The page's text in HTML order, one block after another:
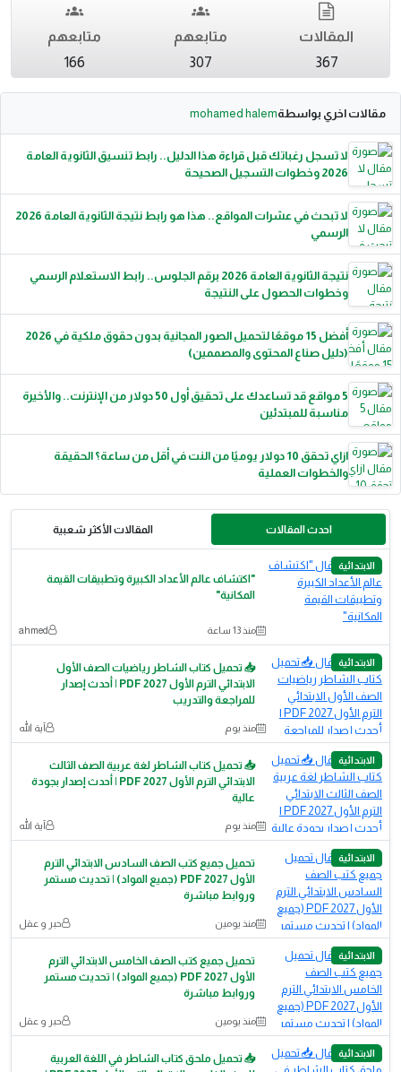
المقالات
367
متابعهم
307
متابعهم
166
مقالات اخري بواسطةmohamed halem
لا تسجل رغباتك قبل قراءة هذا الدليل.. رابط تنسيق الثانوية العامة
2026 وخطوات التسجيل الصحيحة
لا تبحث في عشرات المواقع.. هذا هو رابط نتيجة الثانوية العامة 2026
الرسمي
نتيجة الثانوية العامة 2026 برقم الجلوس.. رابط الاستعلام الرسمي
وخطوات الحصول على النتيجة
أفضل 15 موقعًا لتحميل الصور المجانية بدون حقوق ملكية في 2026
(دليل صناع المحتوى والمصممين)
5 مواقع قد تساعدك على تحقيق أول 50 دولار من الإنترنت.. والأخيرة
مناسبة للمبتدئين
ازاي تحقق 10 دولار يوميًا من النت في أقل من ساعة؟ الحقيقة
والخطوات العملية
احدث المقالات المقالات الأكثر شعبية
الابتدائية
"اكتشاف عالم الأعداد الكبيرة وتطبيقات القيمة
المكانية"
منذ 13 ساعة ahmed
الابتدائية
📥 تحميل كتاب الشاطر رياضيات الصف الأول
الابتدائي الترم الأول 2027 PDF | أحدث إصدار
للمراجعة والتدريب
منذ يوم آية الله
الابتدائية
📥 تحميل كتاب الشاطر لغة عربية الصف الثالث
الابتدائي الترم الأول 2027 PDF | أحدث إصدار بجودة
عالية
منذ يوم آية الله
الابتدائية
تحميل جميع كتب الصف السادس الابتدائي الترم
الأول 2027 PDF (جميع المواد) | تحديث مستمر
وروابط مباشرة
منذ يومين حبر و عقل
الابتدائية
تحميل جميع كتب الصف الخامس الابتدائي الترم
الأول 2027 PDF (جميع المواد) | تحديث مستمر
وروابط مباشرة
منذ يومين حبر و عقل
الابتدائية
📥 تحميل ملحق كتاب الشاطر في اللغة العربية